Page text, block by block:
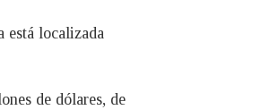
está localizada
de dólares, de